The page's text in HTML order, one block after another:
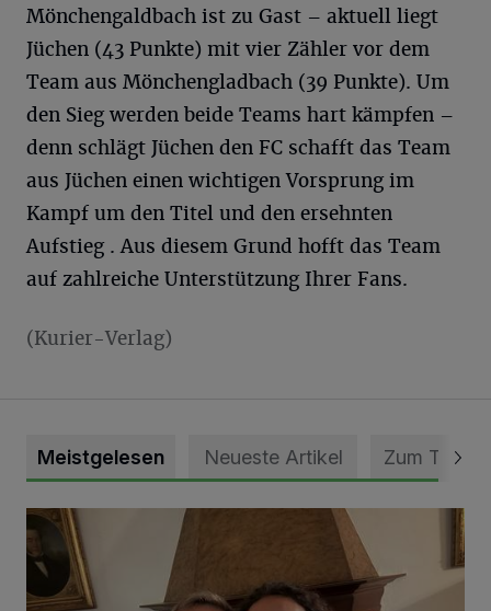
Mönchengaldbach ist zu Gast – aktuell liegt
Jüchen (43 Punkte) mit vier Zähler vor dem
Team aus Mönchengladbach (39 Punkte). Um
den Sieg werden beide Teams hart kämpfen –
denn schlägt Jüchen den FC schafft das Team
aus Jüchen einen wichtigen Vorsprung im
Kampf um den Titel und den ersehnten
Aufstieg . Aus diesem Grund hofft das Team
auf zahlreiche Unterstützung Ihrer Fans.
(Kurier-Verlag)
Meistgelesen Neueste Artikel Zum Thema
„Loss dir nix jefalle“ in 7 Tage 1 Song